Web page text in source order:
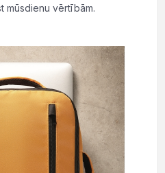
mūsdienu vērtībām.